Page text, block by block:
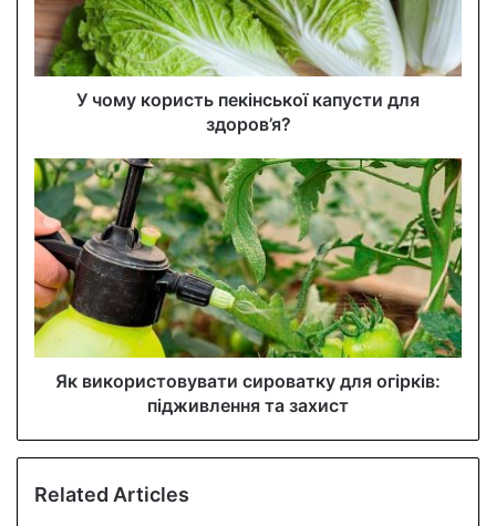
l
a
d
s
s
У чому користь пекінської капусти для
здоров’я?
Як використовувати сироватку для огірків:
підживлення та захист
Related Articles